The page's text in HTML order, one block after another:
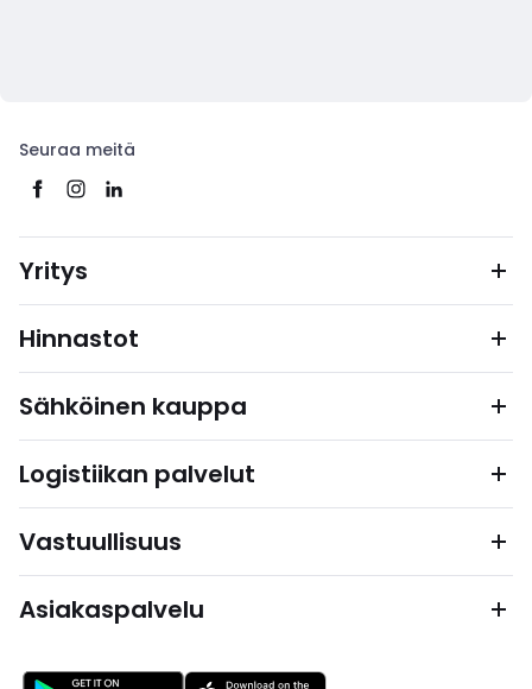
Seuraa meitä
Yritys
Hinnastot
Sähköinen kauppa
Logistiikan palvelut
Vastuullisuus
Asiakaspalvelu